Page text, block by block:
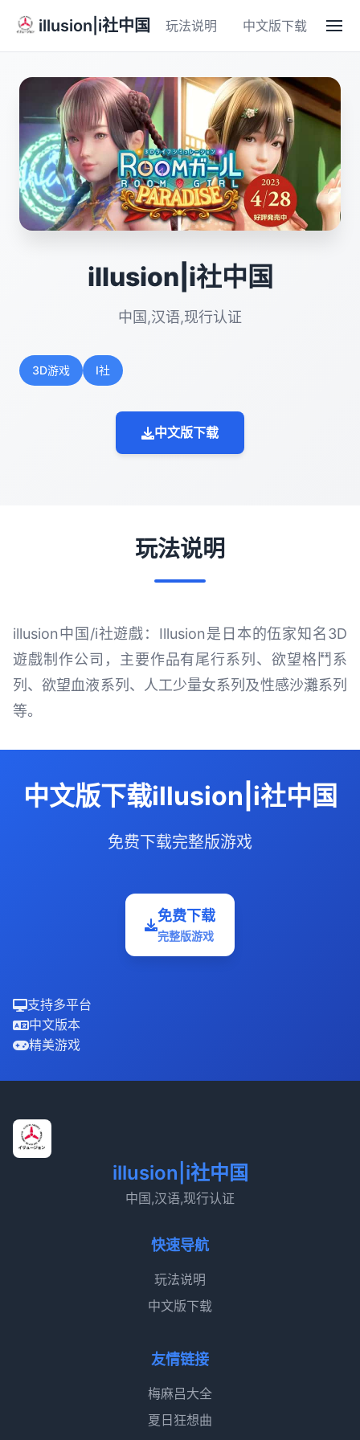
illusion|i社中国 玩法说明 中文版下载
illusion|i社中国
中国,汉语,现行认证
3D游戏 I社
中文版下载
玩法说明
illusion中国/i社遊戲：Illusion是日本的伍家知名3D
遊戲制作公司，主要作品有尾行系列、欲望格鬥系
列、欲望血液系列、人工少量女系列及性感沙灘系列
等。
中文版下载illusion|i社中国
免费下载完整版游戏
免费下载
完整版游戏
支持多平台
中文版本
精美游戏
illusion|i社中国
中国,汉语,现行认证
快速导航
玩法说明
中文版下载
友情链接
梅麻吕大全
夏日狂想曲